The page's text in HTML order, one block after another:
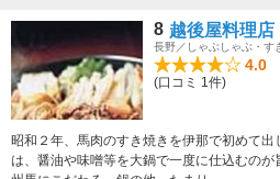
8 越後屋料理店
長野／しゃぶしゃぶ・す
4.0
(口コミ 1件)
昭和２年、馬肉のすき焼きを伊那で初めて
は、醤油や味噌等を大鍋で一度に仕込むの